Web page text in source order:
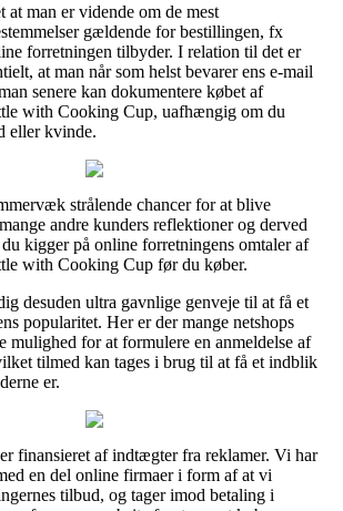
at man er vidende om de mest
gældende for bestillingen, fx
forretningen tilbyder. I relation til det er
at man når som helst bevarer ens e-mail
senere kan dokumentere købet af
with Cooking Cup, uafhængig om du
eller kvinde.
strålende chancer for at blive
andre kunders reflektioner og derved
kigger på online forretningens omtaler af
with Cooking Cup før du køber.
desuden ultra gavnlige genveje til at få et
popularitet. Her er der mange netshops
mulighed for at formulere en anmeldelse af
tilmed kan tages i brug til at få et indblik
er.
finansieret af indtægter fra reklamer. Vi har
en del online firmaer i form af at vi
tilbud, og tager imod betaling i